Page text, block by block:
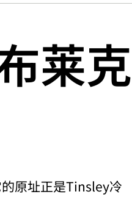
莱
原址正是Tinsley冷